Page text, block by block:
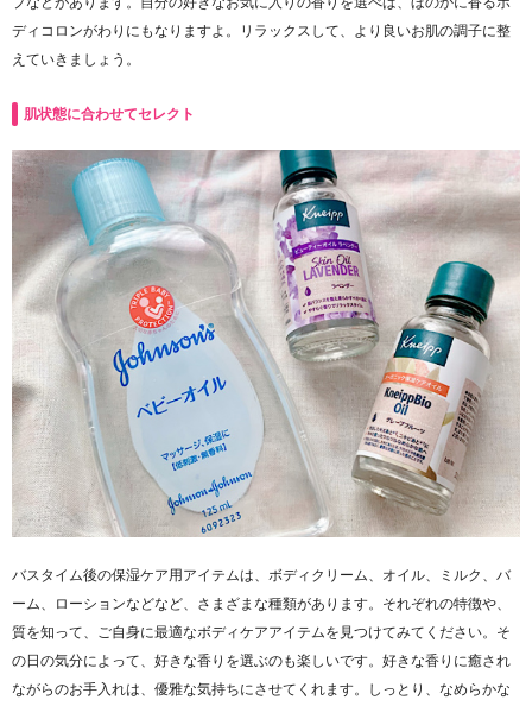
ディコロンがわりにもなりますよ。リラックスして、より良いお肌の調子に整
えていきましょう。
肌状態に合わせてセレクト
バスタイム後の保湿ケア用アイテムは、ボディクリーム、オイル、ミルク、バ
ーム、ローションなどなど、さまざまな種類があります。それぞれの特徴や、
質を知って、ご自身に最適なボディケアアイテムを見つけてみてください。そ
の日の気分によって、好きな香りを選ぶのも楽しいです。好きな香りに癒され
ながらのお手入れは、優雅な気持ちにさせてくれます。しっとり、なめらかな